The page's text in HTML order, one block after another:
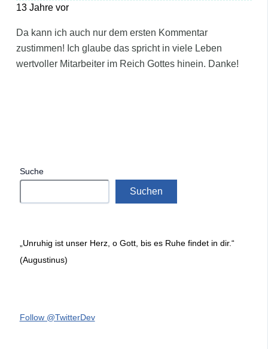
13 Jahre vor
Da kann ich auch nur dem ersten Kommentar
zustimmen! Ich glaube das spricht in viele Leben
wertvoller Mitarbeiter im Reich Gottes hinein. Danke!
Suche
Suchen
„Unruhig ist unser Herz, o Gott, bis es Ruhe findet in dir.“
(Augustinus)
Follow @TwitterDev